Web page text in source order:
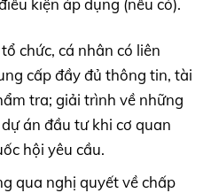
kiện áp dụng (nếu có).
chức, cá nhân có liên
cấp đầy đủ thông tin, tài
tra; giải trình về những
án đầu tư khi cơ quan
hội yêu cầu.
qua nghị quyết về chấp